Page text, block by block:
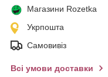
Магазини Rozetka
Укрпошта
Самовивіз
Всі умови доставки